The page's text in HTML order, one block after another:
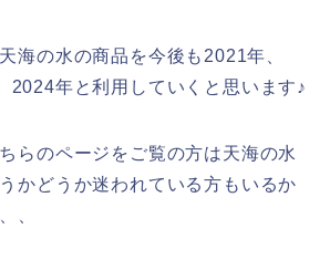
海の水の商品を今後も2021年、
2024年と利用していくと思います♪
らのページをご覧の方は天海の水
かどうか迷われている方もいるか
、